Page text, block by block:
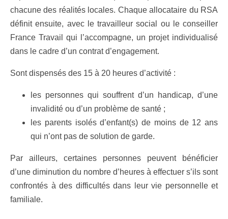
chacune des réalités locales. Chaque allocataire du RSA
définit ensuite, avec le travailleur social ou le conseiller
France Travail qui l’accompagne, un projet individualisé
dans le cadre d’un contrat d’engagement.
Sont dispensés des 15 à 20 heures d’activité :
les personnes qui souffrent d’un handicap, d’une
invalidité ou d’un problème de santé ;
les parents isolés d’enfant(s) de moins de 12 ans
qui n’ont pas de solution de garde.
Par ailleurs, certaines personnes peuvent bénéficier
d’une diminution du nombre d’heures à effectuer s’ils sont
confrontés à des difficultés dans leur vie personnelle et
familiale.